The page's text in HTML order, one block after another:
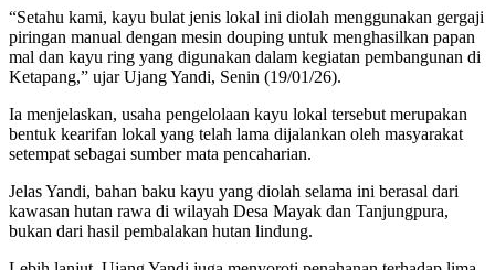
“Setahu kami, kayu bulat jenis lokal ini diolah menggunakan gergaji
piringan manual dengan mesin douping untuk menghasilkan papan
mal dan kayu ring yang digunakan dalam kegiatan pembangunan di
Ketapang,” ujar Ujang Yandi, Senin (19/01/26).
Ia menjelaskan, usaha pengelolaan kayu lokal tersebut merupakan
bentuk kearifan lokal yang telah lama dijalankan oleh masyarakat
setempat sebagai sumber mata pencaharian.
Jelas Yandi, bahan baku kayu yang diolah selama ini berasal dari
kawasan hutan rawa di wilayah Desa Mayak dan Tanjungpura,
bukan dari hasil pembalakan hutan lindung.